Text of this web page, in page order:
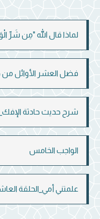
لماذا قال الله "مِن شَرِّ
فضل العشر الأوائل
شرح حديث حادثة
الواجب الخامس
علمتني أمي_الحلقة